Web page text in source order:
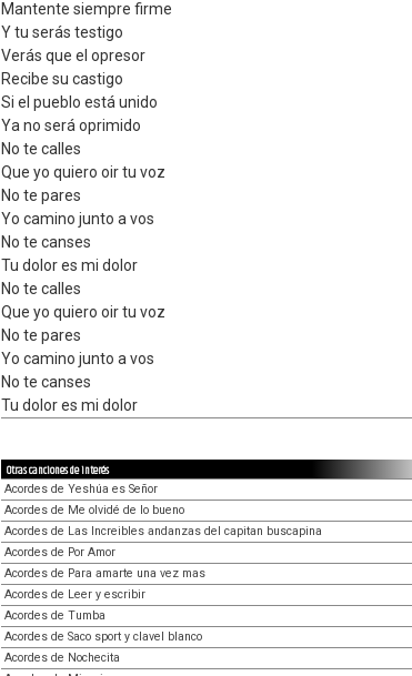
Mantente siempre firme
Y tu serás testigo
Verás que el opresor
Recibe su castigo
Si el pueblo está unido
Ya no será oprimido
No te calles
Que yo quiero oir tu voz
No te pares
Yo camino junto a vos
No te canses
Tu dolor es mi dolor
No te calles
Que yo quiero oir tu voz
No te pares
Yo camino junto a vos
No te canses
Tu dolor es mi dolor
Otras canciones de interés
Acordes de Yeshúa es Señor
Acordes de Me olvidé de lo bueno
Acordes de Las Increibles andanzas del capitan buscapina
Acordes de Por Amor
Acordes de Para amarte una vez mas
Acordes de Leer y escribir
Acordes de Tumba
Acordes de Saco sport y clavel blanco
Acordes de Nochecita